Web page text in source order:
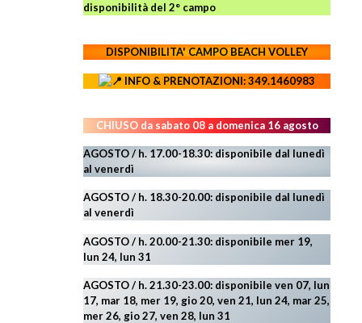
disponibilità del 2° campo
DISPONIBILITA' CAMPOBEACH VOLLEY
INFO & PRENOTAZIONI: 349.1460983
CHIUSO da sabato 08 a domenica 16 agosto
AGOSTO / h. 17.00-18.30: disponibile dal lunedì
al venerdì
AGOSTO/ h. 18.30-20.00: disponibile dal lunedì
al venerdì
AGOSTO / h. 20.00-21.30: disponibile mer 19,
lun 24, lun 31
AGOSTO/ h. 21.30-23.00: disponibile ven 07, lun
17, mar 18, mer 19, gio 20, ven 21, lun 24, mar 25,
mer 26, gio 27, ven 28, lun 31